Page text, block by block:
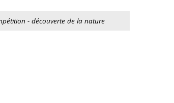
- découverte de la nature